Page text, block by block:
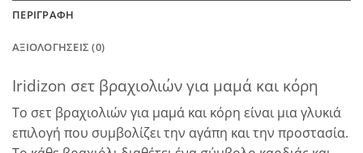
ΠΕΡΙΓΡΑΦΉ
ΑΞΙΟΛΟΓΉΣΕΙΣ (0)
Iridizon σετ βραχιολιών για μαμά και κόρη
Το σετ βραχιολιών για μαμά και κόρη είναι μια γλυκιά
επιλογή που συμβολίζει την αγάπη και την προστασία.